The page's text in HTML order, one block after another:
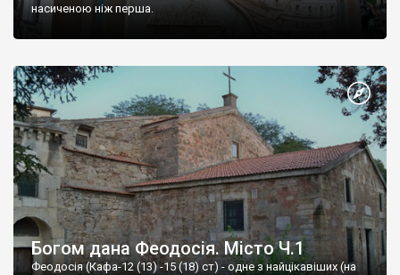
насиченою ніж перша.
Богом дана Феодосія. Місто Ч.1
Феодосія (Кафа-12 (13) -15 (18) ст) - одне з найцікавіших (на